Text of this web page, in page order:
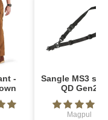
-
Sangle MS3
QD Gen2
Magpul